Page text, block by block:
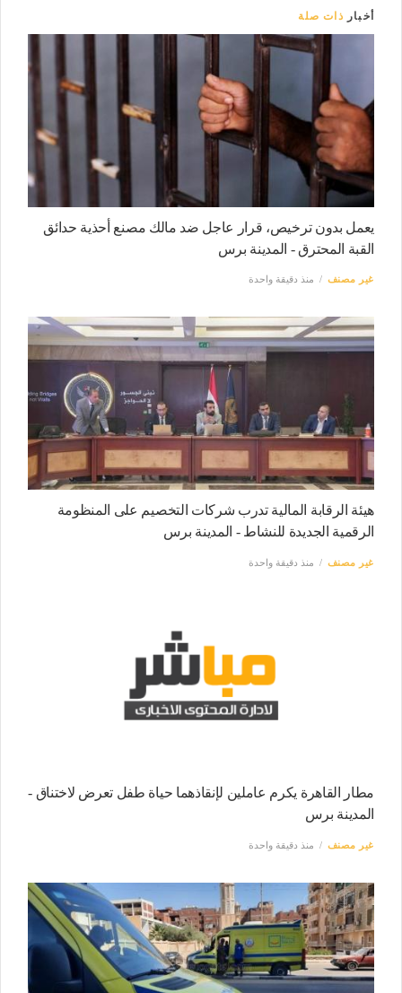
أخبار ذات صلة
يعمل بدون ترخيص، قرار عاجل ضد مالك مصنع أحذية حدائق
القبة المحترق - المدينة برس
غير مصنف منذ دقيقة واحدة
هيئة الرقابة المالية تدرب شركات التخصيم على المنظومة
الرقمية الجديدة للنشاط - المدينة برس
غير مصنف منذ دقيقة واحدة
مطار القاهرة يكرم عاملين لإنقاذهما حياة طفل تعرض لاختناق -
المدينة برس
غير مصنف منذ دقيقة واحدة